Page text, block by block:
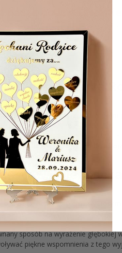
podziękowanie
dedykacji z oferowanych
UV
dla
Drzewo Życia jest w
Na górze
uroczystości, a pod nim
lub członkom rodziny,
dokupić stabilną drewnianą
–
wymiarach 27x40 cm, ze
a jednocześnie wystarczająco
sprawdzi się jako elegancki
sposób na wyrażenie
piękne wspomnienia z tego